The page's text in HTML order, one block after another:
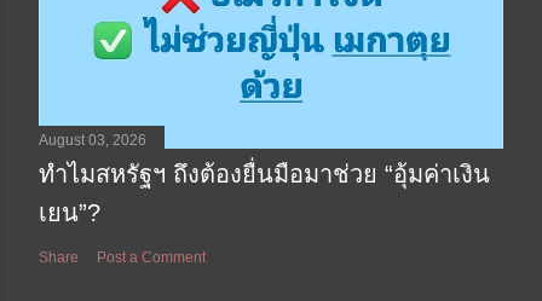
August 03, 2026
ทำไมสหรัฐฯ ถึงต้องยื่นมือมาช่วย “อุ้มค่าเงิน
เยน”?
Share Post a Comment